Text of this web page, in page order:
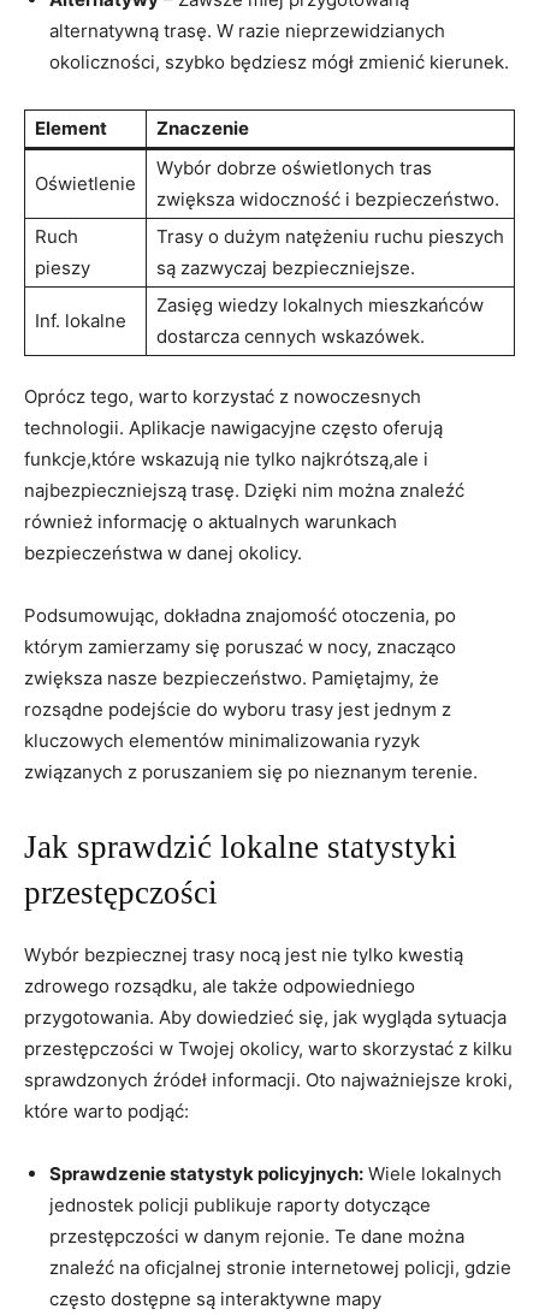
alternatywną trasę. W razie nieprzewidzianych
okoliczności, szybko będziesz mógł zmienić kierunek.
Element Znaczenie
Oświetlenie
Wybór dobrze oświetlonych tras
zwiększa widoczność i bezpieczeństwo.
Ruch
pieszy
Trasy o ⁤dużym⁣ natężeniu ruchu pieszych⁣
są zazwyczaj bezpieczniejsze.
Inf.‍ lokalne
Zasięg wiedzy lokalnych mieszkańców
dostarcza cennych wskazówek.
Oprócz tego, warto korzystać⁤ z‍ nowoczesnych
technologii. Aplikacje nawigacyjne często oferują
funkcje,które wskazują nie tylko ​najkrótszą,ale i
najbezpieczniejszą trasę. Dzięki nim można znaleźć⁤
również informację o​ aktualnych warunkach
bezpieczeństwa w ‌danej ⁣okolicy.
Podsumowując, dokładna znajomość otoczenia, po
którym zamierzamy się poruszać w nocy,​ znacząco
zwiększa nasze bezpieczeństwo. Pamiętajmy, że
rozsądne podejście do wyboru trasy jest jednym z
kluczowych⁣ elementów minimalizowania ryzyk‌
związanych z poruszaniem się‍ po nieznanym terenie.
Jak sprawdzić lokalne statystyki
przestępczości
Wybór ‌bezpiecznej trasy ⁢nocą jest nie⁣ tylko kwestią
zdrowego rozsądku, ale także‍ odpowiedniego
przygotowania. Aby dowiedzieć się, jak wygląda sytuacja
przestępczości w Twojej okolicy, warto skorzystać z kilku
sprawdzonych źródeł informacji. Oto najważniejsze kroki,
​które warto podjąć:
Sprawdzenie statystyk policyjnych: Wiele lokalnych
jednostek policji publikuje raporty dotyczące
przestępczości w danym rejonie. Te dane można
znaleźć na oficjalnej stronie internetowej policji, ⁣gdzie
często dostępne są interaktywne mapy